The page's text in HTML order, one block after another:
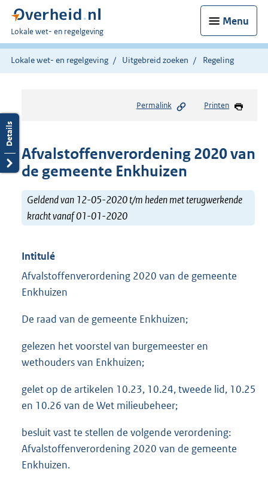
Menu
U
bent
hier:
Lokale wet- en regelgeving
Lokale wet- en regelgeving Uitgebreid zoeken Regeling
Permalink Printen
Afvalstoffenverordening 2020 van
de gemeente Enkhuizen
Geldend van 12-05-2020 t/m heden met terugwerkende
kracht vanaf 01-01-2020
Intitulé
Afvalstoffenverordening 2020 van de gemeente
Enkhuizen
De raad van de gemeente Enkhuizen;
gelezen het voorstel van burgemeester en
wethouders van Enkhuizen;
gelet op de artikelen 10.23, 10.24, tweede lid, 10.25
en 10.26 van de Wet milieubeheer;
besluit vast te stellen de volgende verordening:
Afvalstoffenverordening 2020 van de gemeente
Enkhuizen.